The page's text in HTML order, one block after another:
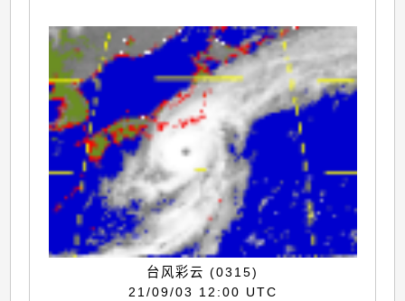
台风彩云 (0315)
21/09/03 12:00 UTC